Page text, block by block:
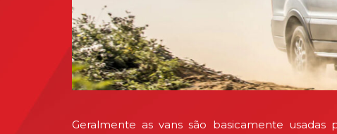
Geralmente as vans são basicamente